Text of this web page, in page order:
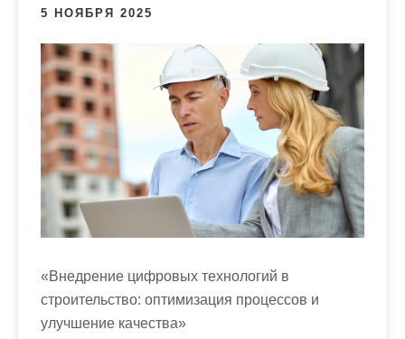
5 НОЯБРЯ 2025
«Внедрение цифровых технологий в
строительство: оптимизация процессов и
улучшение качества»